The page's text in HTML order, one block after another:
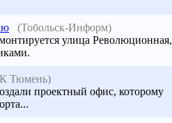
(Тобольск-Информ)
улица Революционная,
Тюмень)
проектный офис, которому